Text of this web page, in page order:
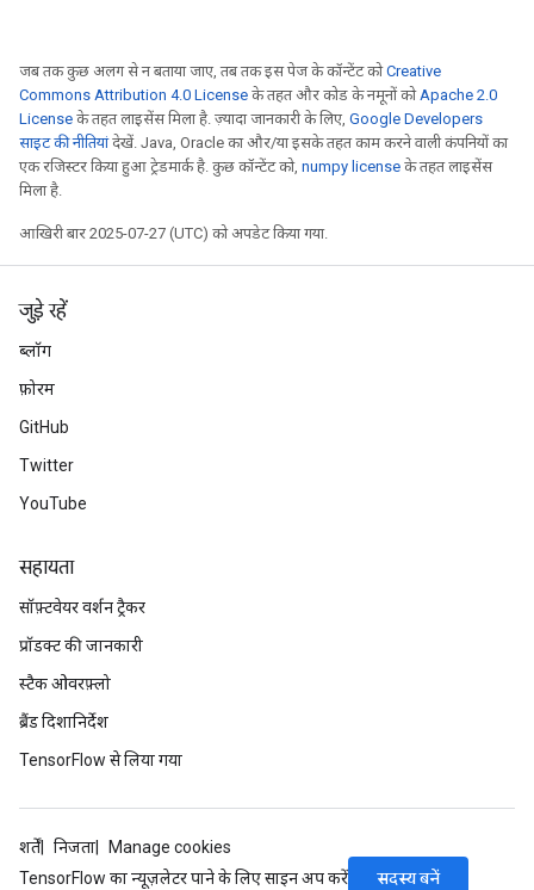
जब तक कुछ अलग से न बताया जाए, तब तक इस पेज के कॉन्टेंट कोCreative
Commons Attribution 4.0 License के तहत और कोड के नमूनों कोApache 2.0
License के तहत लाइसेंस मिला है. ज़्यादा जानकारी के लिए, Google Developers
साइट की नीतियांदेखें. Java, Oracle का और/या इसके तहत काम करने वाली कंपनियों का
एक रजिस्टर किया हुआ ट्रेडमार्क है. कुछ कॉन्टेंट को, numpy license के तहत लाइसेंस
मिला है.
आखिरी बार 2025-07-27 (UTC) को अपडेट किया गया.
जुड़े रहें
ब्लॉग
फ़ोरम
GitHub
Twitter
YouTube
सहायता
सॉफ़्टवेयर वर्शन ट्रैकर
प्रॉडक्ट की जानकारी
स्टैक ओवरफ़्लो
ब्रैंड दिशानिर्देश
TensorFlow से लिया गया
शर्तें निजता
Manage cookies
TensorFlow का न्यूज़लेटर पाने के लिए साइन अप करें
सदस्य बनें